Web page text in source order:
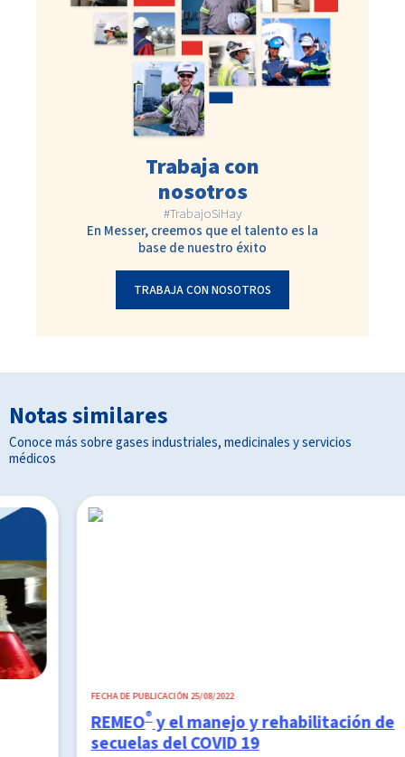
Trabaja con
nosotros
#TrabajoSiHay
En Messer, creemos que el talento es la
base de nuestro éxito
TRABAJA CON NOSOTROS
Notas similares
Conoce más sobre gases industriales, medicinales y servicios
médicos
FECHA DE PUBLICACIÓN 25/08/2022
y el manejo y rehabilitación de
secuelas del COVID 19